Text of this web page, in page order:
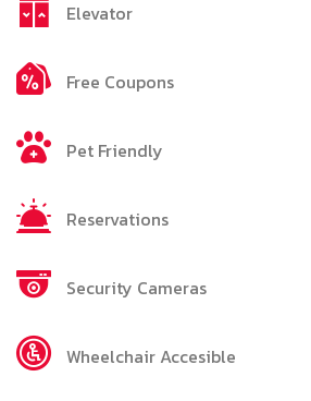
Elevator
Free Coupons
Pet Friendly
Reservations
Security Cameras
Wheelchair Accesible